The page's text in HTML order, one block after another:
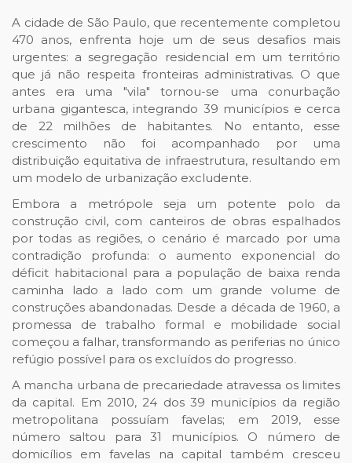
A cidade de São Paulo, que recentemente completou
470 anos, enfrenta hoje um de seus desafios mais
urgentes: a segregação residencial em um território
que já não respeita fronteiras administrativas. O que
antes era uma "vila" tornou-se uma conurbação
urbana gigantesca, integrando 39 municípios e cerca
de 22 milhões de habitantes. No entanto, esse
crescimento não foi acompanhado por uma
distribuição equitativa de infraestrutura, resultando em
um modelo de urbanização excludente.
Embora a metrópole seja um potente polo da
construção civil, com canteiros de obras espalhados
por todas as regiões, o cenário é marcado por uma
contradição profunda: o aumento exponencial do
déficit habitacional para a população de baixa renda
caminha lado a lado com um grande volume de
construções abandonadas. Desde a década de 1960, a
promessa de trabalho formal e mobilidade social
começou a falhar, transformando as periferias no único
refúgio possível para os excluídos do progresso.
A mancha urbana de precariedade atravessa os limites
da capital. Em 2010, 24 dos 39 municípios da região
metropolitana possuíam favelas; em 2019, esse
número saltou para 31 municípios. O número de
domicílios em favelas na capital também cresceu